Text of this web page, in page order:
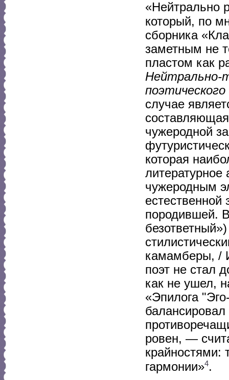
«Нейтрально
который, по
сборника
заметным не
пластом как
Нейтрально-
поэтического
случае
чужеродной
которая
чужеродным
естественной
породившей. В
камамберы, /
поэт не стал
как не ушел,
«Эпилога
ровен, —
крайностями:
гармонии»4.